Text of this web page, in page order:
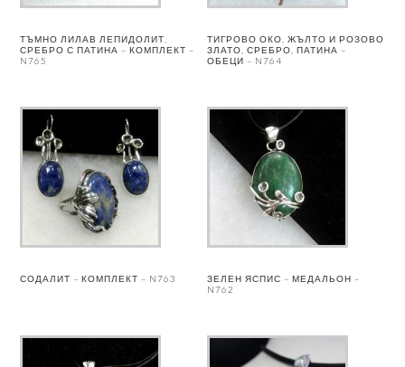
ТЪМНО ЛИЛАВ ЛЕПИДОЛИТ,
СРЕБРО С ПАТИНА – КОМПЛЕКТ –
N765
ТИГРОВО ОКО, ЖЪЛТО И РОЗОВО
ЗЛАТО, СРЕБРО, ПАТИНА –
ОБЕЦИ – N764
СОДАЛИТ – КОМПЛЕКТ – N763
ЗЕЛЕН ЯСПИС – МЕДАЛЬОН –
N762